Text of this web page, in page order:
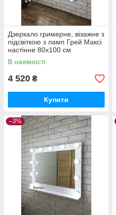
Дзеркало гримерне, візажне з
підсвіткою з ламп Грей Максі
настінне 80х100 см
В наявності
4 520 ₴
Купити
–3%